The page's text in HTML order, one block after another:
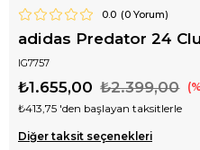
0.0 (0Yorum)
adidas Predator 24
IG7757
₺2.399,00
₺1.655,00
₺413,75 'den başlayan taksitlerle
Diğer taksit seçenekleri